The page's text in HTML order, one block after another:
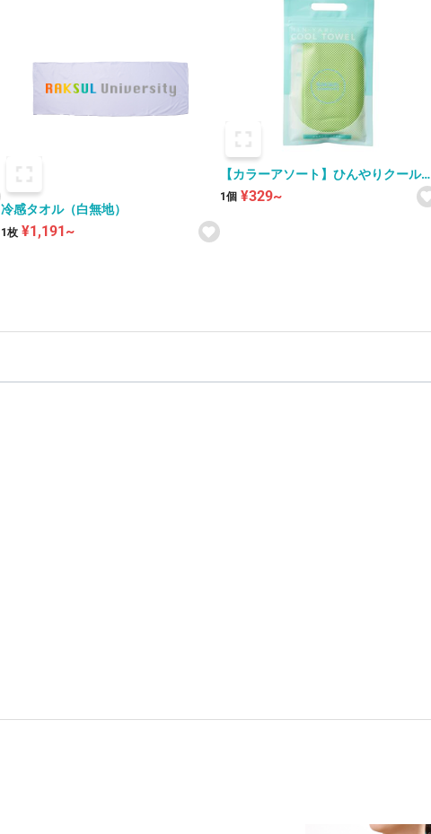
冷感タオル（白無地）
1枚 ¥1,191~
【カラーアソート】ひんやりクールタ
オル
1個 ¥329~